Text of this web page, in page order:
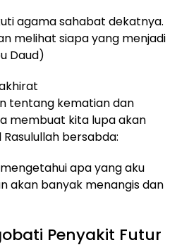
agama sahabat dekatnya.
melihat siapa yang menjadi
Daud)
tentang kematian dan
membuat kita lupa akan
bersabda:
apa yang aku
akan banyak menangis dan
Penyakit Futur